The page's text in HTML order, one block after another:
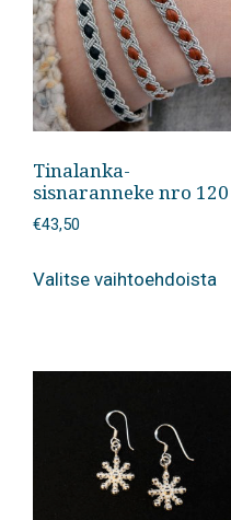
Tinalanka-
sisnaranneke nro 120
€43,50
Valitse vaihtoehdoista